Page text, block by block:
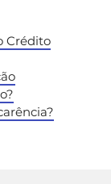
Crédito